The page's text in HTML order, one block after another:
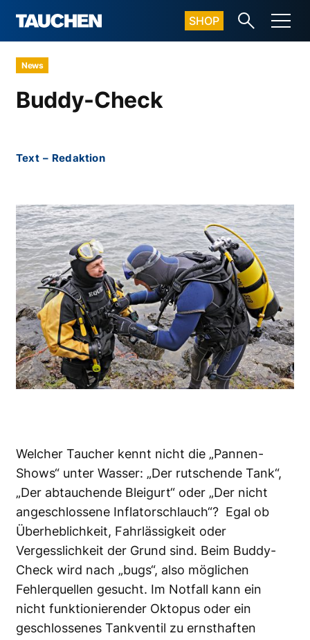
SHOP
News
Buddy-Check
Text – Redaktion
Welcher Taucher kennt nicht die „Pannen-
Shows“ unter Wasser: „Der rutschende Tank“,
„Der abtauchende Bleigurt“ oder „Der nicht
angeschlossene Inflatorschlauch“? Egal ob
Überheblichkeit, Fahrlässigkeit oder
Vergesslichkeit der Grund sind. Beim Buddy-
Check wird nach „bugs“, also möglichen
Fehlerquellen gesucht. Im Notfall kann ein
nicht funktionierender Oktopus oder ein
geschlossenes Tankventil zu ernsthaften